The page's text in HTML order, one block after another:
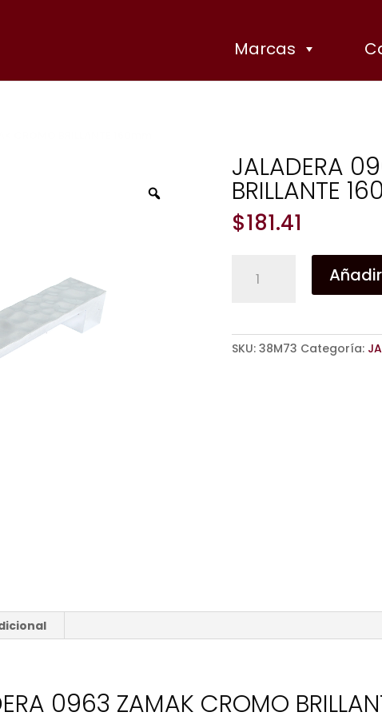
Marcas
JALADERA
BRILLANTE
$181.41
0963
BRILLANTE
160mm
SKU: 38M73 Categoría:
0963 ZAMAK CROMO